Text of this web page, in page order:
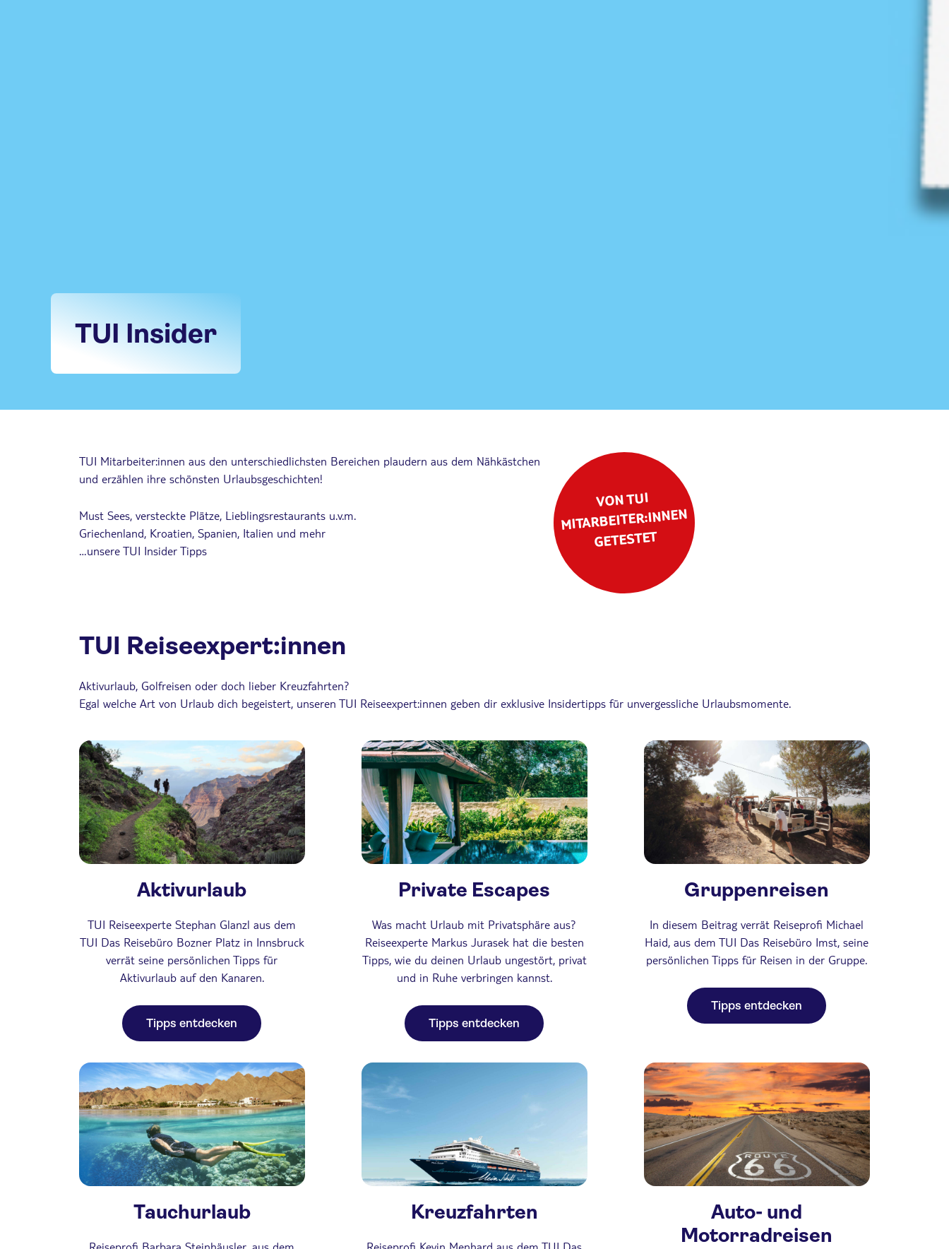
TUI Insider
TUI Mitarbeiter:innen aus den unterschiedlichsten Bereichen plaudern aus dem Nähkästchen
und erzählen ihre schönsten Urlaubsgeschichten!
Must Sees, versteckte Plätze, Lieblingsrestaurants u.v.m.
Griechenland, Kroatien, Spanien, Italien und mehr
…unsere TUI Insider Tipps
VON TUI
MITARBEITER:INNEN
GETESTET
TUI Reiseexpert:innen
Aktivurlaub, Golfreisen oder doch lieber Kreuzfahrten?
Egal welche Art von Urlaub dich begeistert, unseren TUI Reiseexpert:innen geben dir exklusive Insidertipps für unvergessliche Urlaubsmomente.
Aktivurlaub
TUI Reiseexperte Stephan Glanzl aus dem
TUI Das Reisebüro Bozner Platz in Innsbruck
verrät seine persönlichen Tipps für
Aktivurlaub auf den Kanaren.
Tipps entdecken
Private Escapes
Was macht Urlaub mit Privatsphäre aus?
Reiseexperte Markus Jurasek hat die besten
Tipps, wie du deinen Urlaub ungestört, privat
und in Ruhe verbringen kannst.
Tipps entdecken
Gruppenreisen
In diesem Beitrag verrät Reiseprofi Michael
Haid, aus dem TUI Das Reisebüro Imst, seine
persönlichen Tipps für Reisen in der Gruppe.
Tipps entdecken
Tauchurlaub Kreuzfahrten
Auto- und
Motorradreisen